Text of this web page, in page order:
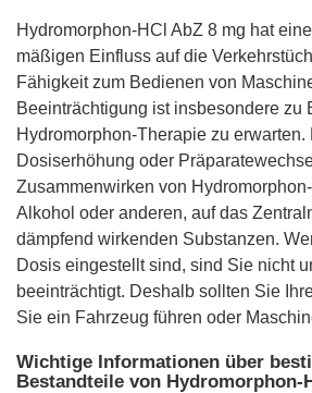
Hydromorphon-HCl AbZ 8 mg hat
mäßigen Einfluss auf die
Fähigkeit zum Bedienen von
Beeinträchtigung ist insbesondere zu
Hydromorphon-Therapie zu
Dosiserhöhung oder
Zusammenwirken von
Alkohol oder anderen, auf das
dämpfend wirkenden Substanzen.
Dosis eingestellt sind, sind Sie nicht
beeinträchtigt. Deshalb sollten Sie
Sie ein Fahrzeug führen oder
Wichtige Informationen über
Bestandteile von Hydromorphon-